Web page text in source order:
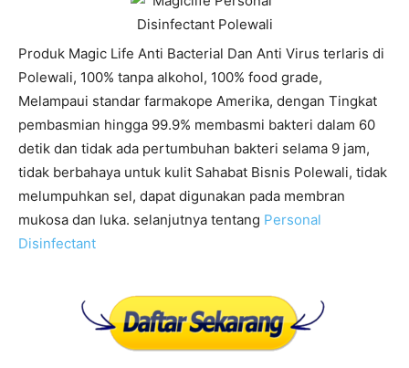
Produk Magic Life Anti Bacterial Dan Anti Virus terlaris di
Polewali, 100% tanpa alkohol, 100% food grade,
Melampaui standar farmakope Amerika, dengan Tingkat
pembasmian hingga 99.9% membasmi bakteri dalam 60
detik dan tidak ada pertumbuhan bakteri selama 9 jam,
tidak berbahaya untuk kulit Sahabat Bisnis Polewali, tidak
melumpuhkan sel, dapat digunakan pada membran
mukosa dan luka. selanjutnya tentang Personal
Disinfectant